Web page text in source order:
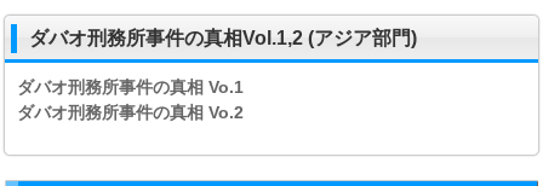
ダバオ刑務所事件の真相Vol.1,2 (アジア部門)
ダバオ刑務所事件の真相Vo.1
ダバオ刑務所事件の真相Vo.2